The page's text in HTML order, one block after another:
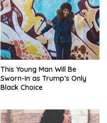
This Young Man Will Be
Sworn-In as Trump’s Only
Black Choice